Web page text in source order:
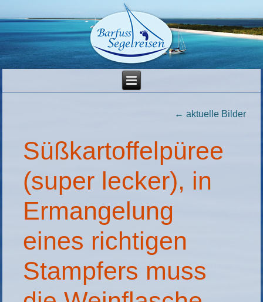
← aktuelle Bilder
Süßkartoffelpüree
(super lecker), in
Ermangelung
eines richtigen
Stampfers muss